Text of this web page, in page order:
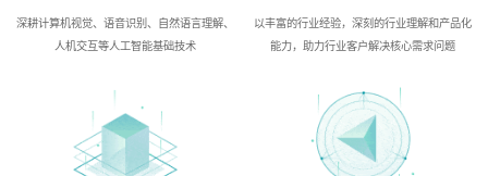
深耕计算机视觉、语音识别、自然语言理解、
人机交互等人工智能基础技术
以丰富的行业经验，深刻的行业理解和产品化
能力，助力行业客户解决核心需求问题